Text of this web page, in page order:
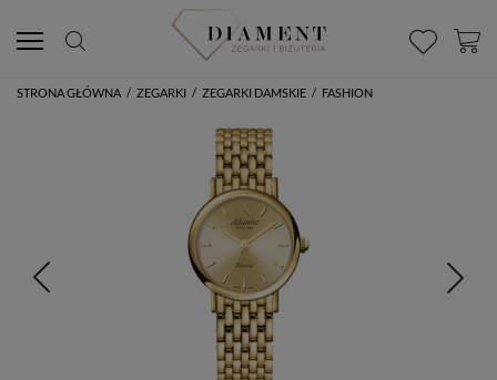
STRONA GŁÓWNA / ZEGARKI / ZEGARKI DAMSKIE / FASHION